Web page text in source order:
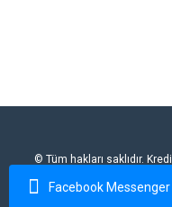
Facebook Messenger
© Tüm hakları saklıdır.